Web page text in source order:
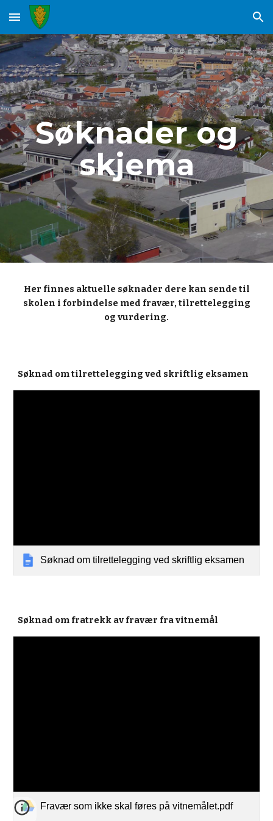
Skip to main content Skip to navigation
Søknader og
skjema
Her finnes aktuelle søknader dere kan sende til
skolen i forbindelse med fravær, tilrettelegging
og vurdering.
Søknad om tilrettelegging ved skriftlig eksamen
Søknad om tilrettelegging ved skriftlig eksamen
Søknad om fratrekk av fravær fra vitnemål
Fravær som ikke skal føres på vitnemålet.pdf